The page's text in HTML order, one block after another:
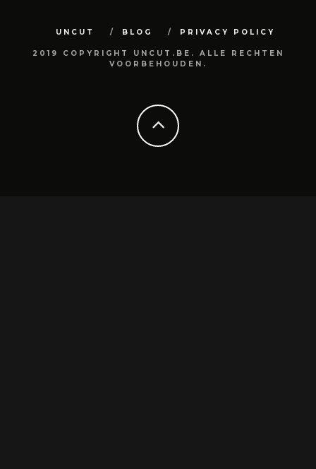
UNCUT BLOG PRIVACY POLICY
2019 COPYRIGHT UNCUT.BE. ALLE RECHTEN
VOORBEHOUDEN.